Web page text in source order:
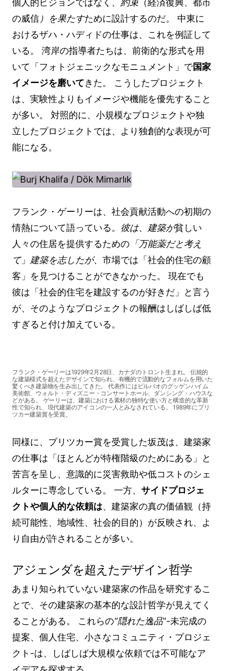
個人的ビジョンではなく、 約束 （経済復興、都市
の威信 ）を果たすために設計するのだ。 中東に
おけるザハ・ハディドの仕事は、これを例証して
いる。 湾岸の指導者たちは、前衛的な形式を用
いて「フォトジェニックなモニュメント」で国家
イメージを磨いてきた。 こうしたプロジェクト
は、実験性よりもイメージや機能を優先すること
が多い。 対照的に、小規模なプロジェクトや独
立したプロジェクトでは、より独創的な表現が可
能になる。
フランク・ゲーリーは、社会貢献活動への初期の
情熱について語っている。 彼は、 建築が貧しい
人々の住居を提供するための 「万能薬だと考え
て」 建築を志したが、市場では「社会的住宅の顧
客」を見つけることができなかった。 現在でも
彼は「社会的住宅を建設するのが好きだ」と言う
が、そのようなプロジェクトの報酬はしばしば低
すぎると付け加えている。
フランク・ゲーリーは1929年2月28日、カナダのトロント生まれ。 伝統的
な建築様式を超えたデザインで知られ、有機的で流動的なフォルムを用いた
驚くべき建築物を生み出してきた。 代表作にはビルバオのグッゲンハイム
美術館、ウォルト・ディズニー・コンサートホール、ダンシング・ハウスな
どがある。 ゲーリーは、建築における素材の独特な使い方と構造的な革新
性で知られ、現代建築のアイコンの一人とみなされている。 1989年にプリ
ツカー建築賞を受賞。
同様に、プリツカー賞を受賞した坂茂は、建築家
の仕事は「ほとんどが特権階級のためにある」と
苦言を呈し、意識的に災害救助や低コストのシェ
ルターに専念している。 一方、 サイドプロジェ
クトや個人的な依頼は、建築家の真の価値観（持
続可能性、地域性、社会的目的）が反映され、よ
り自由が許されることが多い。
アジェンダを超えたデザイン哲学
あまり知られていない建築家の作品を研究するこ
とで、その建築家の基本的な設計哲学が見えてく
ることがある。 これらの“隠れた逸品“-未完成の
提案、個人住宅、小さなコミュニティ・プロジェ
クト-は、しばしば大規模な依頼では不可能なア